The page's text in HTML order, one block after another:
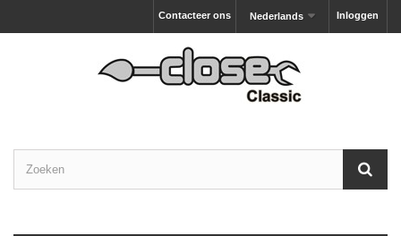
Inloggen
Nederlands
Contacteer ons